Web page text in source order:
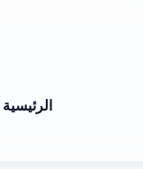
الرئيسية